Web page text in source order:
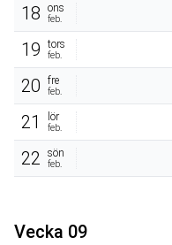
18 ons
feb.
19 tors
feb.
20 fre
feb.
21 lör
feb.
22 sön
feb.
Vecka 09